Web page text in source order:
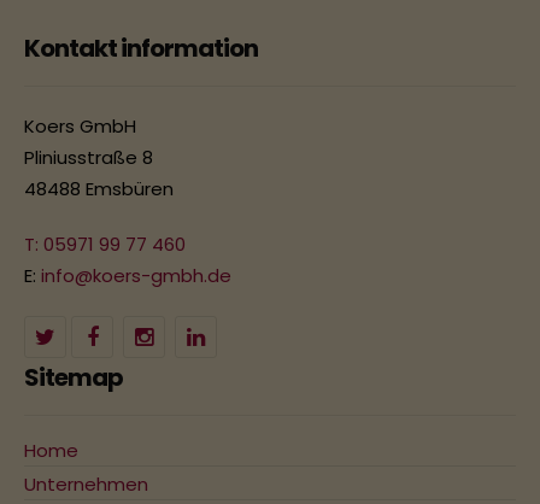
Kontakt information
Koers GmbH
Pliniusstraße 8
48488 Emsbüren
T: 05971 99 77 460
E: info@koers-gmbh.de
Sitemap
Home
Unternehmen